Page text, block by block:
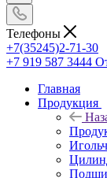
Телефоны
+7(35245)2-71-30
+7 919 587 3444
Главная
Продукция